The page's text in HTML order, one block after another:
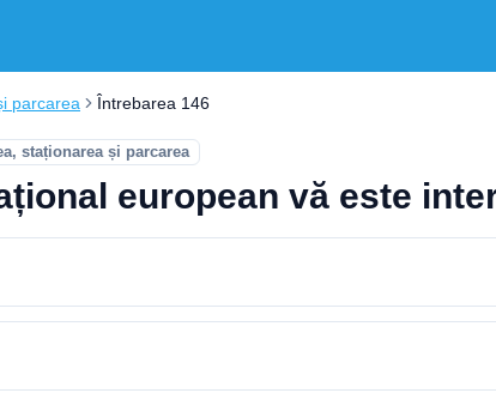
parcarea Întrebarea 146
staționarea și parcarea
european vă este